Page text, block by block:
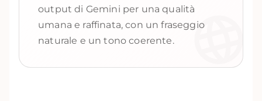
output di Gemini per una qualità
umana e raffinata, con un fraseggio
naturale e un tono coerente.